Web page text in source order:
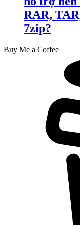
RAR,
7zip?
Buy Me a Coffee